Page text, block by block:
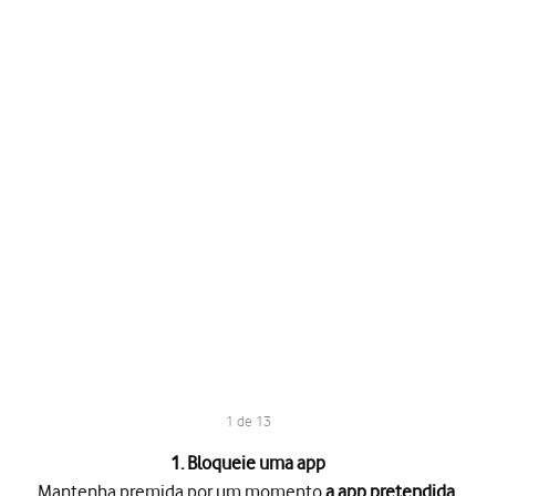
1 de 13
1. Bloqueie uma app
Mantenha premida por um momentoa app pretendida